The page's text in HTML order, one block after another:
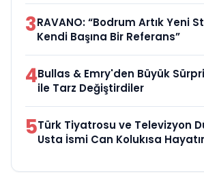
3RAVANO: “Bodrum Artık Yeni
Kendi Başına Bir Referans”
4Bullas & Emry'den Büyük
ile Tarz Değiştirdiler
5Türk Tiyatrosu ve Televizyon
Usta İsmi Can Kolukısa